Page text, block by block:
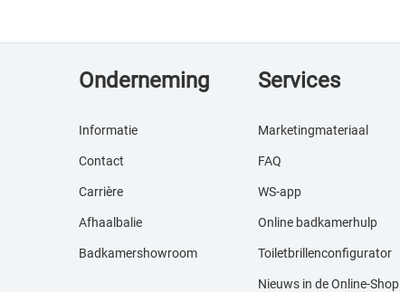
Onderneming
Informatie
Contact
Carrière
Afhaalbalie
Badkamershowroom
Services
Marketingmateriaal
FAQ
WS-app
Online badkamerhulp
Toiletbrillenconfigurator
Nieuws in de Online-Shop